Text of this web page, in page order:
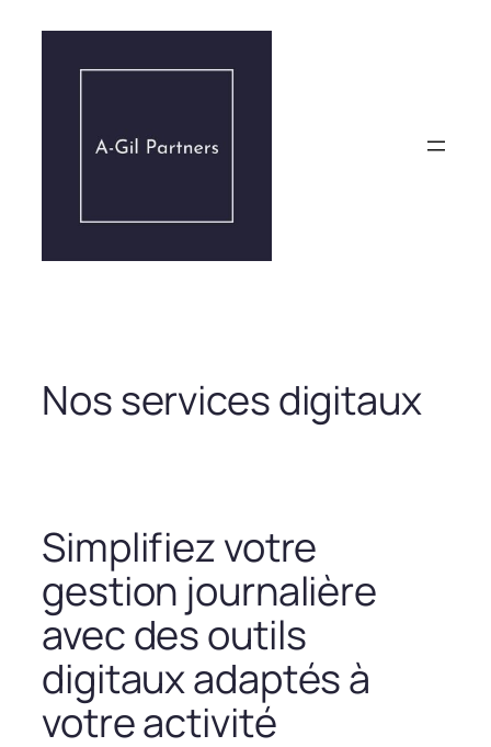
contenu
Nos services digitaux
Simplifiez votre
gestion journalière
avec des outils
digitaux adaptés à
votre activité